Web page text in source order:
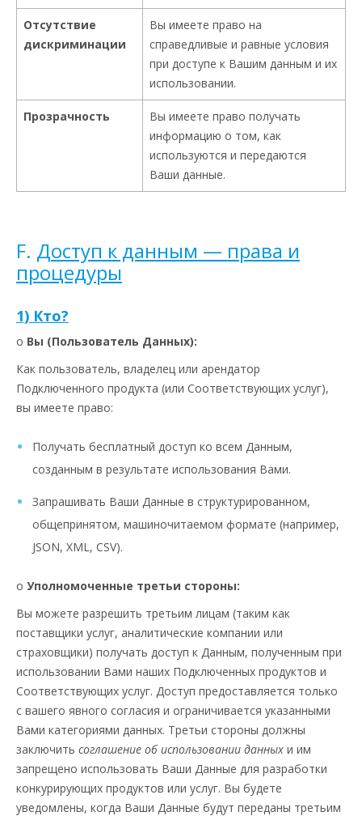
Отсутствие
дискриминации
Вы имеете право на
справедливые и равные условия
при доступе к Вашим данным и их
использовании.
Прозрачность
Вы имеете право получать
информацию о том, как
используются и передаются
Ваши данные.
F. Доступ к данным — права и
процедуры
1) Кто?
o Вы (Пользователь Данных):
Как пользователь, владелец или арендатор
Подключенного продукта (или Соответствующих услуг),
вы имеете право:
Получать бесплатный доступ ко всем Данным,
созданным в результате использования Вами.
Запрашивать Ваши Данные в структурированном,
общепринятом, машиночитаемом формате (например,
JSON, XML, CSV).
о Уполномоченные третьи стороны:
Вы можете разрешить третьим лицам (таким как
поставщики услуг, аналитические компании или
страховщики) получать доступ к Данным, полученным при
использовании Вами наших Подключенных продуктов и
Соответствующих услуг. Доступ предоставляется только
с вашего явного согласия и ограничивается указанными
Вами категориями данных. Третьи стороны должны
заключить соглашение об использовании данных и им
запрещено использовать Ваши Данные для разработки
конкурирующих продуктов или услуг. Вы будете
уведомлены, когда Ваши Данные будут переданы третьим